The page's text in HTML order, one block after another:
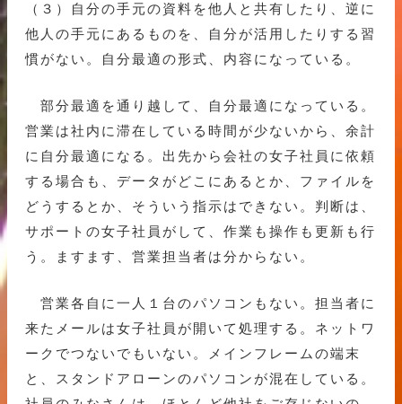
（３）自分の手元の資料を他人と共有したり、逆に
他人の手元にあるものを、自分が活用したりする習
慣がない。自分最適の形式、内容になっている。
部分最適を通り越して、自分最適になっている。
営業は社内に滞在している時間が少ないから、余計
に自分最適になる。出先から会社の女子社員に依頼
する場合も、データがどこにあるとか、ファイルを
どうするとか、そういう指示はできない。判断は、
サポートの女子社員がして、作業も操作も更新も行
う。ますます、営業担当者は分からない。
営業各自に一人１台のパソコンもない。担当者に
来たメールは女子社員が開いて処理する。ネットワ
ークでつないでもいない。メインフレームの端末
と、スタンドアローンのパソコンが混在している。